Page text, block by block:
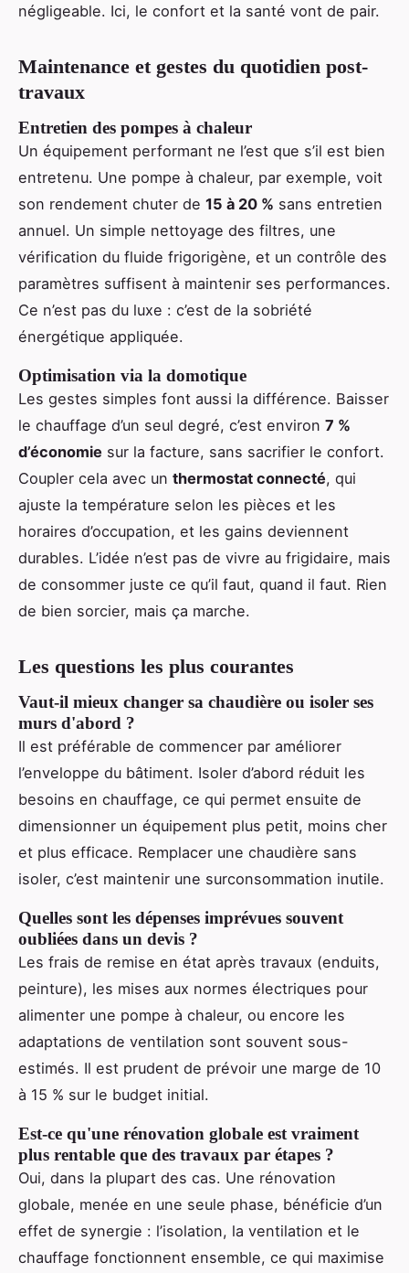
négligeable. Ici, le confort et la santé vont de pair.
Maintenance et gestes du quotidien post-
travaux
Entretien des pompes à chaleur
Un équipement performant ne l’est que s’il est bien
entretenu. Une pompe à chaleur, par exemple, voit
son rendement chuter de 15 à 20 % sans entretien
annuel. Un simple nettoyage des filtres, une
vérification du fluide frigorigène, et un contrôle des
paramètres suffisent à maintenir ses performances.
Ce n’est pas du luxe : c’est de la sobriété
énergétique appliquée.
Optimisation via la domotique
Les gestes simples font aussi la différence. Baisser
le chauffage d’un seul degré, c’est environ 7 %
d’économie sur la facture, sans sacrifier le confort.
Coupler cela avec un thermostat connecté, qui
ajuste la température selon les pièces et les
horaires d’occupation, et les gains deviennent
durables. L’idée n’est pas de vivre au frigidaire, mais
de consommer juste ce qu’il faut, quand il faut. Rien
de bien sorcier, mais ça marche.
Les questions les plus courantes
Vaut-il mieux changer sa chaudière ou isoler ses
murs d'abord ?
Il est préférable de commencer par améliorer
l’enveloppe du bâtiment. Isoler d’abord réduit les
besoins en chauffage, ce qui permet ensuite de
dimensionner un équipement plus petit, moins cher
et plus efficace. Remplacer une chaudière sans
isoler, c’est maintenir une surconsommation inutile.
Quelles sont les dépenses imprévues souvent
oubliées dans un devis ?
Les frais de remise en état après travaux (enduits,
peinture), les mises aux normes électriques pour
alimenter une pompe à chaleur, ou encore les
adaptations de ventilation sont souvent sous-
estimés. Il est prudent de prévoir une marge de 10
à 15 % sur le budget initial.
Est-ce qu'une rénovation globale est vraiment
plus rentable que des travaux par étapes ?
Oui, dans la plupart des cas. Une rénovation
globale, menée en une seule phase, bénéficie d’un
effet de synergie : l’isolation, la ventilation et le
chauffage fonctionnent ensemble, ce qui maximise